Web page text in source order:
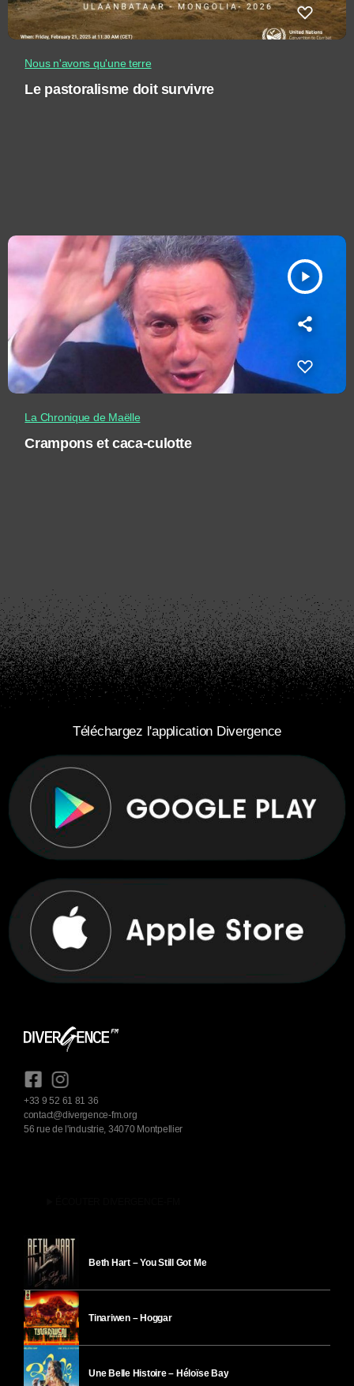
Nous n'avons qu'une terre
Le pastoralisme doit survivre
play_arrow
La Chronique de Maëlle
Crampons et caca-culotte
Téléchargez l'application Divergence
+33 9 52 61 81 36
contact@divergence-fm.org
56 rue de l'industrie, 34070 Montpellier
Beth Hart – You Still Got Me
Tinariwen – Hoggar
Une Belle Histoire – Héloïse Bay